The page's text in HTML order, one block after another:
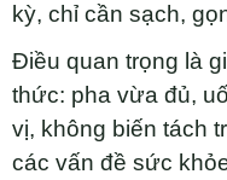
kỳ, chỉ cần sạch,
Điều quan trọng là
thức: pha vừa đủ,
vị, không biến tách
các vấn đề sức